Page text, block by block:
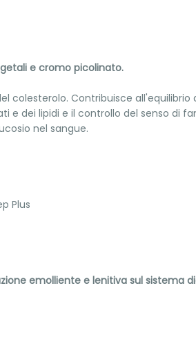
e cromo picolinato.
colesterolo. Contribuisce all'equilibrio
e dei lipidi e il controllo del senso di
nel sangue.
Plus
emolliente e lenitiva sul sistema